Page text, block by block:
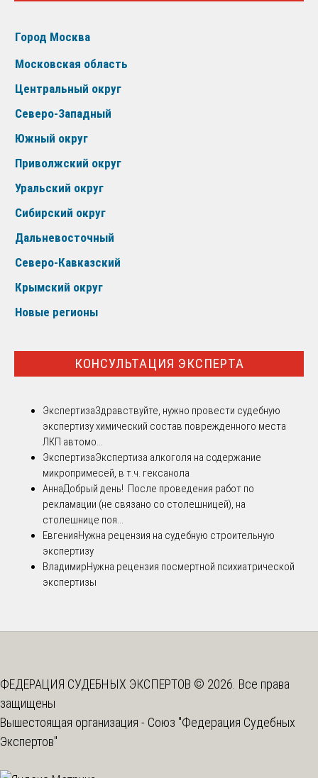
Город Москва
Московская область
Центральный округ
Северо-Западный
Южный округ
Приволжский округ
Уральский округ
Сибирский округ
Дальневосточный
Северо-Кавказский
Крымский округ
Новые регионы
КОНСУЛЬТАЦИЯ ЭКСПЕРТА
ЭкспертизаЗдравствуйте, нужно провести судебную
экспертизу химический состав поврежденного места
ЛКП автомо...
ЭкспертизаЭкспертиза алкоголя на содержание
микропримесей, в т.ч. гексанола
АннаДобрый день! После проведения работ по
рекламации (не связано со столешницей), на
столешнице поя...
ЕвгенияНужна рецензия на судебную строительную
экспертизу
ВладимирНужна рецензия посмертной психиатрической
экспертизы
ФЕДЕРАЦИЯ СУДЕБНЫХ ЭКСПЕРТОВ © 2026. Все права
защищены
Вышестоящая организация - Союз "Федерация Судебных
Экспертов"